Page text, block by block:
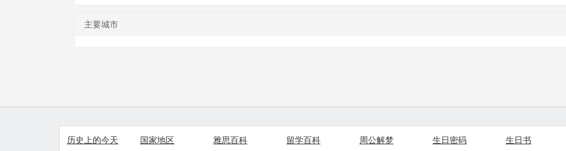
主要城市
历史上的今天 国家地区 雅思百科 留学百科 周公解梦 生日密码 生日书